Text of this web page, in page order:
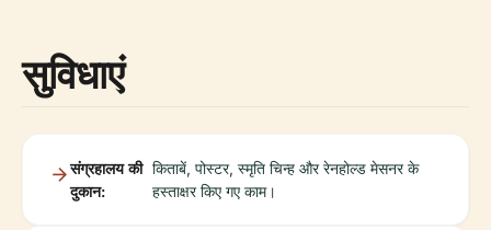
सुविधाएं
संग्रहालय की
दुकान:
किताबें, पोस्टर, स्मृति चिन्ह और रेनहोल्ड मेसनर के
हस्ताक्षर किए गए काम।